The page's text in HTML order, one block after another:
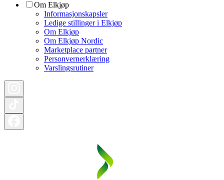
Om Elkjøp
Informasjonskapsler
Ledige stillinger i Elkjøp
Om Elkjøp
Om Elkjøp Nordic
Marketplace partner
Personvernerklæring
Varslingsrutiner